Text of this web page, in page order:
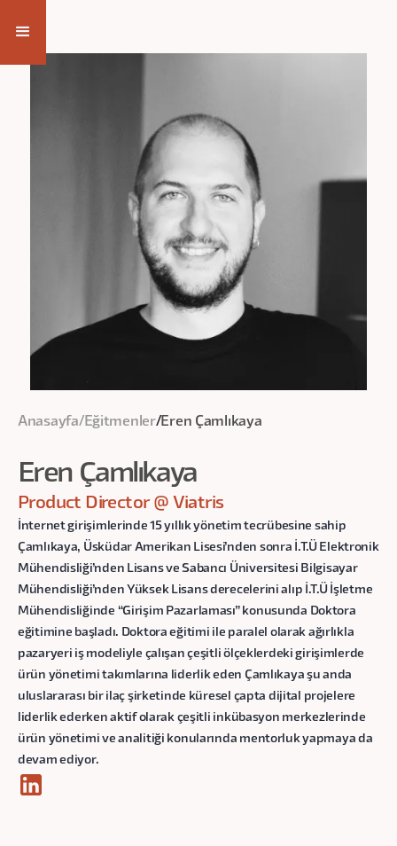
Anasayfa/ Eğitmenler/ Eren Çamlıkaya
Eren Çamlıkaya
Product Director @ Viatris
İnternet girişimlerinde 15 yıllık yönetim tecrübesine sahip
Çamlıkaya, Üsküdar Amerikan Lisesi’nden sonra İ.T.Ü Elektronik
Mühendisliği’nden Lisans ve Sabancı Üniversitesi Bilgisayar
Mühendisliği’nden Yüksek Lisans derecelerini alıp İ.T.Ü İşletme
Mühendisliğinde “Girişim Pazarlaması” konusunda Doktora
eğitimine başladı. Doktora eğitimi ile paralel olarak ağırlıkla
pazaryeri iş modeliyle çalışan çeşitli ölçeklerdeki girişimlerde
ürün yönetimi takımlarına liderlik eden Çamlıkaya şu anda
uluslararası bir ilaç şirketinde küresel çapta dijital projelere
liderlik ederken aktif olarak çeşitli inkübasyon merkezlerinde
ürün yönetimi ve analitiği konularında mentorluk yapmaya da
devam ediyor.